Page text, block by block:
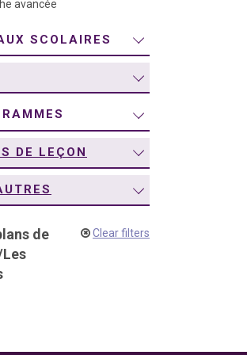
avancée
SCOLAIRES
DE LEÇON
de
Les
Clear filters